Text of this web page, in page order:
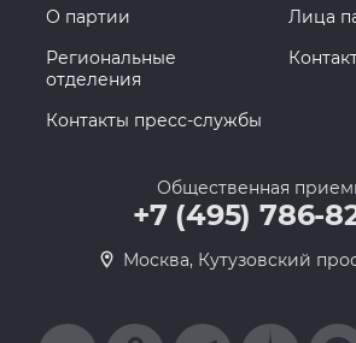
О партии
Лица
Региональные
отделения
Контакты пресс-службы
Общественная
+7 (495) 786-
Москва, Кутузовский